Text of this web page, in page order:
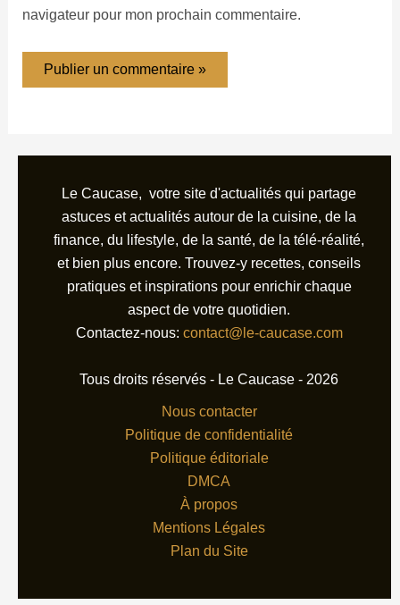
navigateur pour mon prochain commentaire.
Le Caucase, votre site d'actualités qui partage
astuces et actualités autour de la cuisine, de la
finance, du lifestyle, de la santé, de la télé-réalité,
et bien plus encore. Trouvez-y recettes, conseils
pratiques et inspirations pour enrichir chaque
aspect de votre quotidien.
Contactez-nous: contact@le-caucase.com
Tous droits réservés - Le Caucase - 2026
Nous contacter
Politique de confidentialité
Politique éditoriale
DMCA
À propos
Mentions Légales
Plan du Site